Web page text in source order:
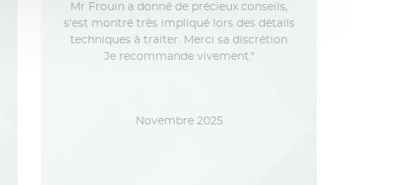
Mr Frouin a donné de précieux conseils,
s'est montré très impliqué lors des détails
techniques à traiter. Merci sa discrétion
Je recommande vivement."
Novembre 2025